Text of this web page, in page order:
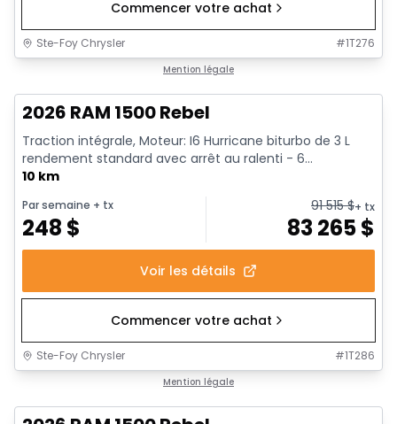
Commencer votre achat
Ste-Foy Chrysler #1T276
Mention légale
2026 RAM 1500 Rebel
Traction intégrale, Moteur: I6 Hurricane biturbo de 3 L
rendement standard avec arrêt au ralenti - 6...
10 km
Par semaine + tx
248 $
91 515$+ tx
83 265$
Voir les détails
Commencer votre achat
Ste-Foy Chrysler #1T286
Mention légale